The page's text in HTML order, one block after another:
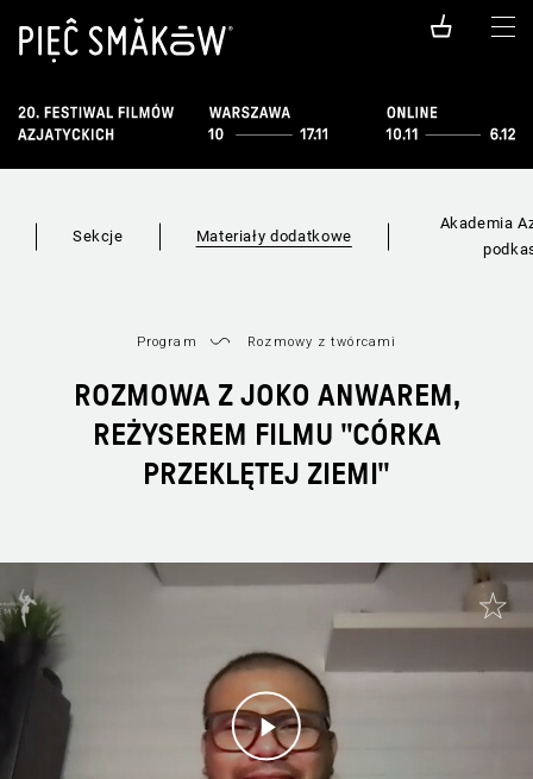
Sekcje Materiały dodatkowe
Akademia
Program Rozmowy z twórcami
ROZMOWA Z JOKO ANWAREM,
REŻYSEREM FILMU "CÓRKA
PRZEKLĘTEJ ZIEMI"